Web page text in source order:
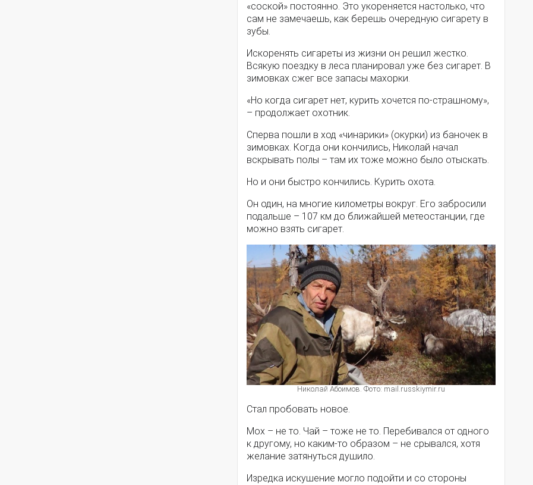
«соской» постоянно. Это укореняется настолько, что
сам не замечаешь, как берешь очередную сигарету в
зубы.
Искоренять сигареты из жизни он решил жестко.
Всякую поездку в леса планировал уже без сигарет. В
зимовках сжег все запасы махорки.
«Но когда сигарет нет, курить хочется по-страшному»,
– продолжает охотник.
Сперва пошли в ход «чинарики» (окурки) из баночек в
зимовках. Когда они кончились, Николай начал
вскрывать полы – там их тоже можно было отыскать.
Но и они быстро кончились. Курить охота.
Он один, на многие километры вокруг. Его забросили
подальше – 107 км до ближайшей метеостанции, где
можно взять сигарет.
Николай Абоимов. Фото: mail.russkiymir.ru
Стал пробовать новое.
Мох – не то. Чай – тоже не то. Перебивался от одного
к другому, но каким-то образом – не срывался, хотя
желание затянуться душило.
Изредка искушение могло подойти и со стороны